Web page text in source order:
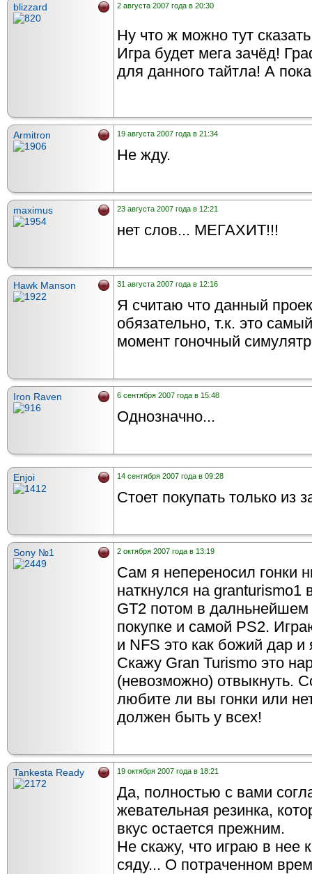
blizzard 2 августа 2007 года в 20:30
Ну что ж можно тут
Игра будет мега зачёд!
для данного тайтла! А
Armitron 19 августа 2007 года в 21:34
Не жду.
maximus 23 августа 2007 года в 12:21
нет слов... МЕГАХИТ!!!
Hawk Manson 31 августа 2007 года в 12:16
Я считаю что данный
обязательно, т.к. это
момент гоночный
Iron Raven 6 сентября 2007 года в 15:48
Однозначно...
Enjoi 14 сентября 2007 года в 09:28
Стоет покупать только из
Sony №1 2 октября 2007 года в 13:19
Cам я непереносил гонки
наткнулся на granturismo1
GT2 потом в далньнейшем
покупке и самой PS2.
и NFS это как божий дар
Скажу Gran Turismo это
(невозможно) отвыкнуть.
любите ли вы гонки или
должен быть у всех!
Tankesta Ready 19 октября 2007 года в 18:21
Да, полностью с вами
жевательная резинка,
вкус остается прежним.
Не скажу, что играю в нее
сяду... О потраченном